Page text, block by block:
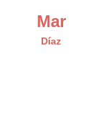
Mar
Díaz